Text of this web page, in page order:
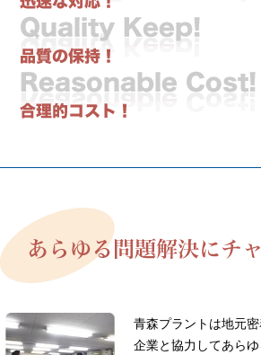
青森プラントは地元
企業と協力してあら